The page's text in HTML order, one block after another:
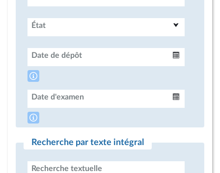
État
Date de dépôt
Date d'examen
Recherche par texte intégral
Recherche textuelle